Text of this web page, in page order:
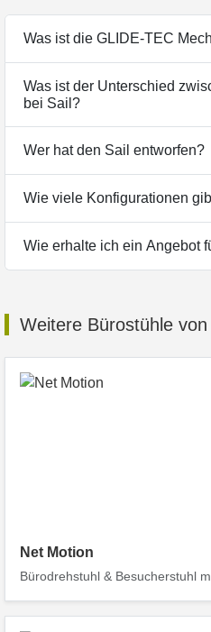
Was ist die GLIDE-TEC
Was ist der Unterschied
bei Sail?
Wer hat den Sail entworfen?
Wie viele Konfigurationen
Wie erhalte ich ein Angebot
Weitere Bürostühle
Net Motion
Bürodrehstuhl & Besucherstuhl